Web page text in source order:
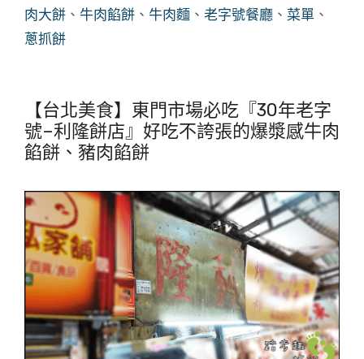
肉大餅 、 牛肉餡餅 、 牛肉麵 、 老字號餐廳 、 菜單 、
蔥抓餅
【台北美食】東門市場必吃『30年老字
號–利隆餅店』好吃不誇張的爆漿感牛肉
餡餅、豬肉餡餅